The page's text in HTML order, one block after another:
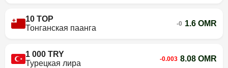
10 TOP
Тонганская паанга
-0 1.6 OMR
1 000 TRY
Турецкая лира
-0.003 8.08 OMR